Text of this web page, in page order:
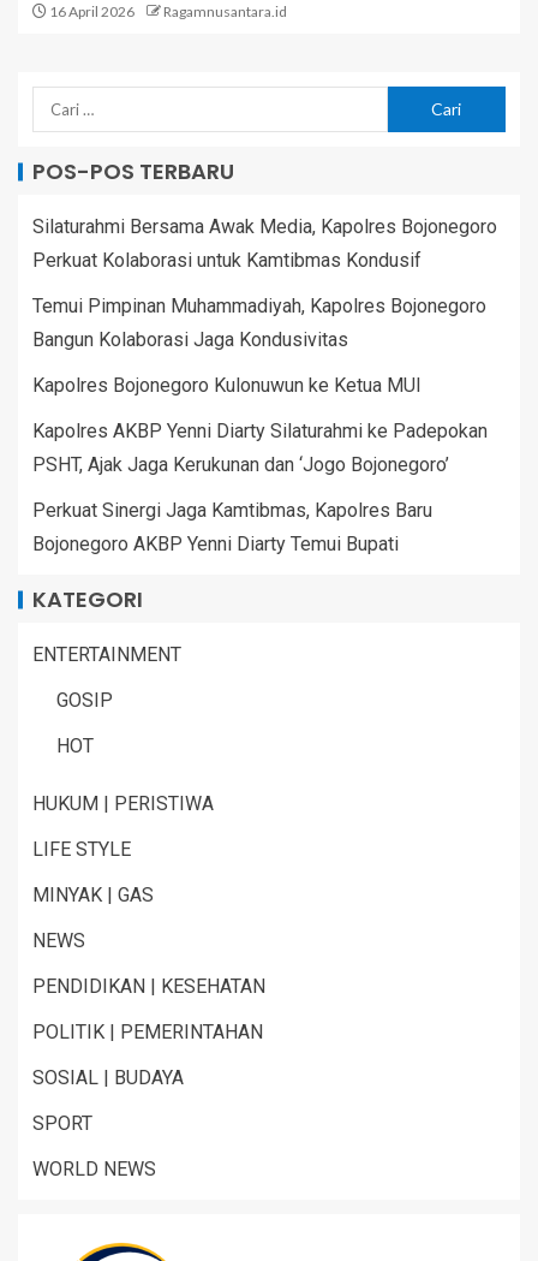
16 April 2026 Ragamnusantara.id
POS-POS TERBARU
Silaturahmi Bersama Awak Media, Kapolres Bojonegoro
Perkuat Kolaborasi untuk Kamtibmas Kondusif
Temui Pimpinan Muhammadiyah, Kapolres Bojonegoro
Bangun Kolaborasi Jaga Kondusivitas
Kapolres Bojonegoro Kulonuwun ke Ketua MUI
Kapolres AKBP Yenni Diarty Silaturahmi ke Padepokan
PSHT, Ajak Jaga Kerukunan dan ‘Jogo Bojonegoro’
Perkuat Sinergi Jaga Kamtibmas, Kapolres Baru
Bojonegoro AKBP Yenni Diarty Temui Bupati
KATEGORI
ENTERTAINMENT
GOSIP
HOT
HUKUM | PERISTIWA
LIFE STYLE
MINYAK | GAS
NEWS
PENDIDIKAN | KESEHATAN
POLITIK | PEMERINTAHAN
SOSIAL | BUDAYA
SPORT
WORLD NEWS